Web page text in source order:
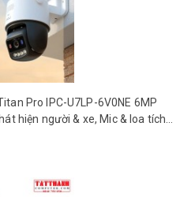
Pro IPC-U7LP-6V0NE 6MP
hiện người & xe, Mic & loa tích